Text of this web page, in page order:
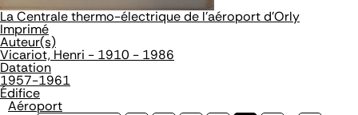
La Centrale thermo-électrique de l'aéroport d'Orly
Imprimé
Auteur(s)
Vicariot, Henri - 1910 - 1986
Datation
1957-1961
Édifice
Aéroport